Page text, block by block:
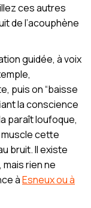
ces autres
de l’acouphène
guidée, à voix
puis on “baisse
la conscience
paraît loufoque,
cette
bruit. Il existe
rien ne
àEsneux ou à